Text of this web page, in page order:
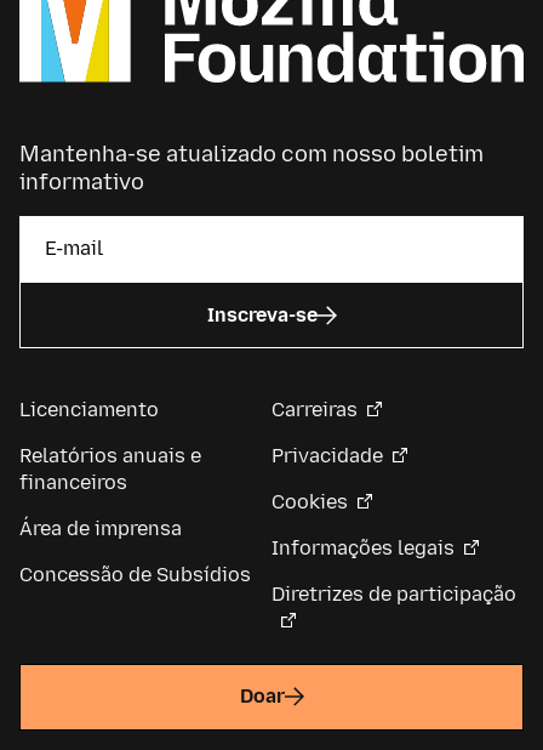
Mantenha-se atualizado com nosso boletim
informativo
Inscreva-se
Licenciamento
Relatórios anuais e
financeiros
Área de imprensa
Concessão de Subsídios
Carreiras
Privacidade
Cookies
Informações legais
Diretrizes de participação
Doar